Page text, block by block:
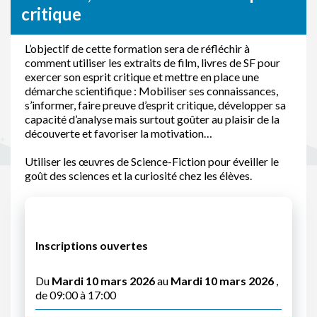
critique
L’objectif de cette formation sera de réfléchir à
comment utiliser les extraits de film, livres de SF pour
exercer son esprit critique et mettre en place une
démarche scientifique : Mobiliser ses connaissances,
s’informer, faire preuve d’esprit critique, développer sa
capacité d’analyse mais surtout goûter au plaisir de la
découverte et favoriser la motivation…
Utiliser les œuvres de Science-Fiction pour éveiller le
goût des sciences et la curiosité chez les élèves.
Inscriptions ouvertes
Du Mardi 10 mars 2026au Mardi 10 mars 2026 ,
de 09:00 à 17:00